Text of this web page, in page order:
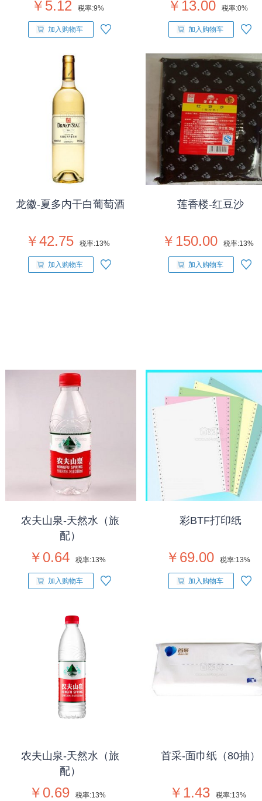
￥5.12 税率:9%
加入购物车
￥13.00 税率:0%
加入购物车
龙徽-夏多内干白葡萄酒
￥42.75 税率:13%
加入购物车
莲香楼-红豆沙
￥150.00 税率:13%
加入购物车
农夫山泉-天然水（旅
配）
￥0.64 税率:13%
加入购物车
彩BTF打印纸
￥69.00 税率:13%
加入购物车
农夫山泉-天然水（旅
配）
￥0.69 税率:13%
首采-面巾纸（80抽）
￥1.43 税率:13%